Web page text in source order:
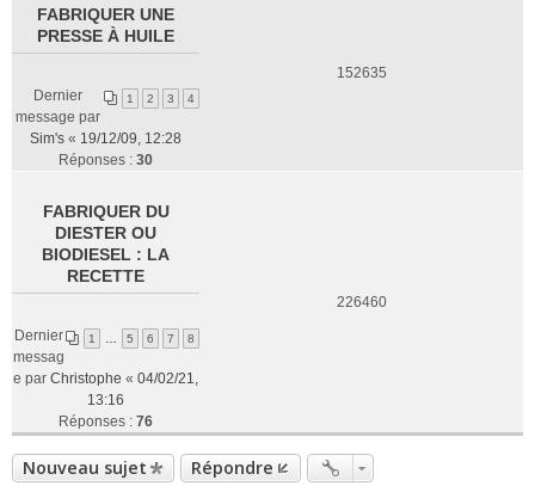
FABRIQUER UNE
PRESSE À HUILE
1 2 3 4
Dernier
message par
Sim's « 19/12/09, 12:28
Réponses : 30
152635
FABRIQUER DU
DIESTER OU
BIODIESEL : LA
RECETTE
1 5 6 7 8
Dernier
messag
e par Christophe « 04/02/21,
13:16
Réponses : 76
226460
Nouveau sujet Répondre